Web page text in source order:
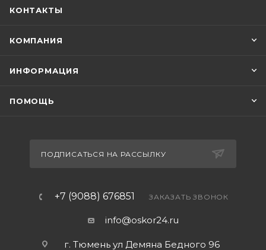
керамического картриджа Softap.Гарантия на
КОНТАКТЫ
КОМПАНИЯ
ИНФОРМАЦИЯ
ПОМОЩЬ
ПОДПИСАТЬСЯ НА РАССЫЛКУ
+7 (9088) 676851 ЗАКАЗАТЬ ЗВОНОК
info@oskor24.ru
г. Тюмень ул Демяна Бедного 96